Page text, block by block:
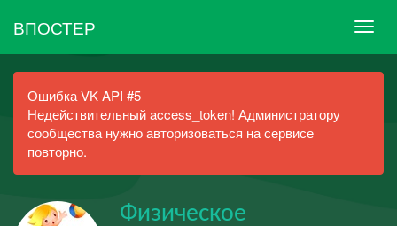
ВПОСТЕР
Ошибка VK API #5
Недействительный access_token! Администратору
сообщества нужно авторизоваться на сервисе
повторно.
Физическое